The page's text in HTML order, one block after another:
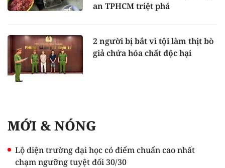
an TPHCM triệt phá
2 người bị bắt vì tội làm thịt bò
giả chứa hóa chất độc hại
MỚI & NÓNG
Lộ diện trường đại học có điểm chuẩn cao nhất
chạm ngưỡng tuyệt đối 30/30